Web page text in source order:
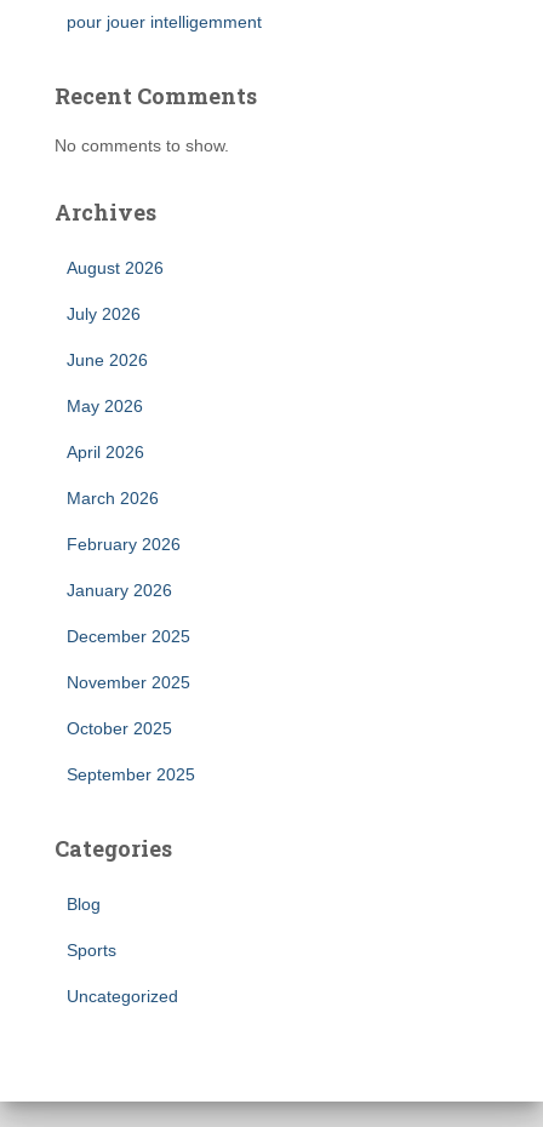
pour jouer intelligemment
Recent Comments
No comments to show.
Archives
August 2026
July 2026
June 2026
May 2026
April 2026
March 2026
February 2026
January 2026
December 2025
November 2025
October 2025
September 2025
Categories
Blog
Sports
Uncategorized